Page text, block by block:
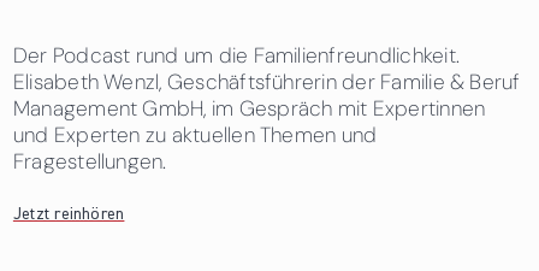
Der Podcast rund um die Familienfreundlichkeit.
Elisabeth Wenzl, Geschäftsführerin der Familie & Beruf
Management GmbH, im Gespräch mit Expertinnen
und Experten zu aktuellen Themen und
Fragestellungen.
Jetzt reinhören